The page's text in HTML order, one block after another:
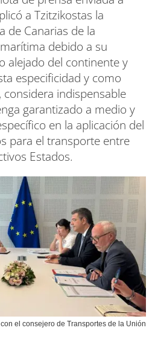
a Tzitzikostas la
de Canarias de la
debido a su
alejado del continente y
especificidad y como
indispensable
garantizado a medio y
en la aplicación del
para el transporte entre
Estados.
el consejero de Transportes de la Unión